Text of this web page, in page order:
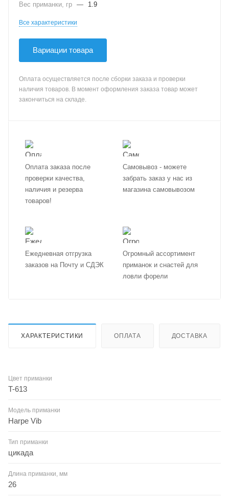
Вес приманки, гр — 1.9
Все характеристики
Вариации товара
Оплата осуществляется после сборки заказа и проверки
наличия товаров. В момент оформления заказа товар может
закончиться на складе.
Оплата заказа после
проверки качества,
наличия и резерва
товаров!
Самовывоз - можете
забрать заказ у нас из
магазина самовывозом
Ежедневная отгрузка
заказов на Почту и СДЭК
Огромный ассортимент
приманок и снастей для
ловли форели
ХАРАКТЕРИСТИКИ ОПЛАТА ДОСТАВКА
Цвет приманки
T-613
Модель приманки
Harpe Vib
Тип приманки
цикада
Длина приманки, мм
26